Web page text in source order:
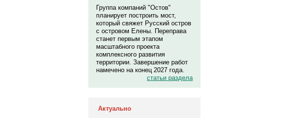
Группа компаний "Остов"
планирует построить мост,
который свяжет Русский остров
с островом Елены. Переправа
станет первым этапом
масштабного проекта
комплексного развития
территории. Завершение работ
намечено на конец 2027 года.
статьи раздела
Актуально